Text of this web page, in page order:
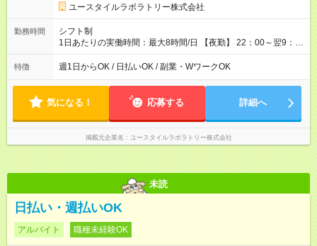
ユースタイルラボラトリー株式会社
勤務時間
シフト制
1日あたりの実働時間：最大8時間/日 【夜勤】 22：00～翌9：
00 ※週1日～OK ／ 夜勤専従 ＊＊ 勤務時間例 ＊＊ ■22時か
ら翌7時 ■23時から翌8時 ■24時から翌9時 など ※上記の時間
ます。 ※曜日固定（毎週同じ曜日での勤務となります）
特徴 週1日からOK / 日払いOK / 副業・WワークOK
気になる！ 応募する 詳細へ
掲載元企業名 ユースタイルラボラトリー株式会社
未読
日払い・週払いOK
アルバイト 職種未経験OK